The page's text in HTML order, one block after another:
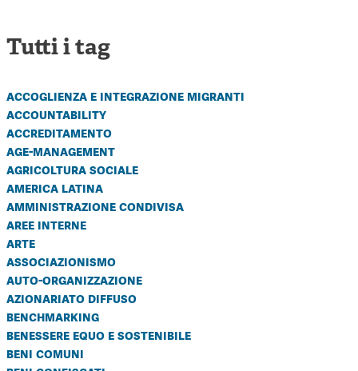
Tutti i tag
accoglienza e integrazione migranti
accountability
accreditamento
age-management
agricoltura sociale
america latina
amministrazione condivisa
aree interne
arte
associazionismo
auto-organizzazione
azionariato diffuso
benchmarking
benessere equo e sostenibile
beni comuni